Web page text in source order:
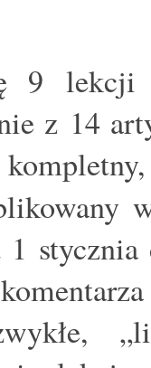
9 lekcji
z 14